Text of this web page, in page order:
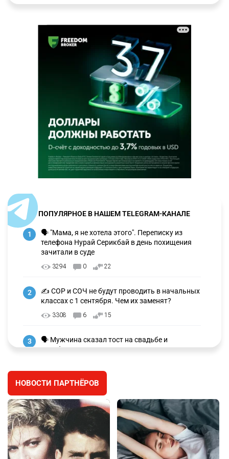
ПОПУЛЯРНОЕ В НАШЕМ TELEGRAM-КАНАЛЕ
1
🗣 "Мама, я не хотела этого". Переписку из
телефона Нурай Серикбай в день похищения
зачитали в суде
3294 0 22
2
✍️ СОР и СОЧ не будут проводить в начальных
классах с 1 сентября. Чем их заменят?
3308 6 15
3
🗣 Мужчина сказал тост на свадьбе и
заработал уголовное дело
🐏 Скота больше, а мясо дороже. Почему в
Казахстане продолжают расти цены на
баранину и конину
2708
5
⚠️ Доброе утро, друзья! Предлагаем обзор
главных новостей за 4 августа
НОВОСТИ ПАРТНЁРОВ